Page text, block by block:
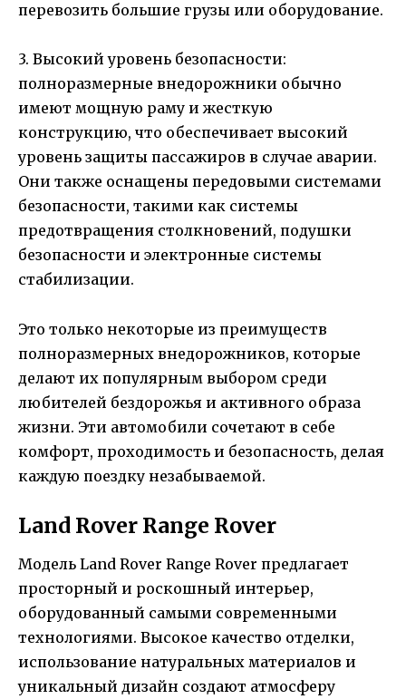
перевозить большие грузы или оборудование.
3. Высокий уровень безопасности:
полноразмерные внедорожники обычно
имеют мощную раму и жесткую
конструкцию, что обеспечивает высокий
уровень защиты пассажиров в случае аварии.
Они также оснащены передовыми системами
безопасности, такими как системы
предотвращения столкновений, подушки
безопасности и электронные системы
стабилизации.
Это только некоторые из преимуществ
полноразмерных внедорожников, которые
делают их популярным выбором среди
любителей бездорожья и активного образа
жизни. Эти автомобили сочетают в себе
комфорт, проходимость и безопасность, делая
каждую поездку незабываемой.
Land Rover Range Rover
Модель Land Rover Range Rover предлагает
просторный и роскошный интерьер,
оборудованный самыми современными
технологиями. Высокое качество отделки,
использование натуральных материалов и
уникальный дизайн создают атмосферу